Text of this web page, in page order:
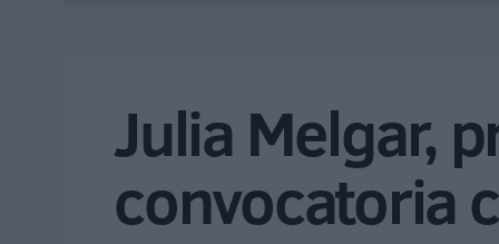
Julia Melgar,
convocatoria